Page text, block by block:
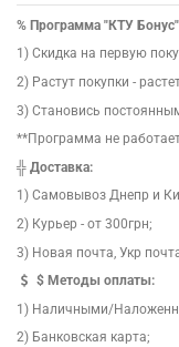
% Программа "КТУ
1) Скидка на первую
2) Растут покупки -
3) Становись
**Программа не
╬ Доставка:
1) Самовывоз Днепр и
2) Курьер - от 300грн;
3) Новая почта, Укр
$ Методы оплаты:
1) Наличными/
2) Банковская карта;